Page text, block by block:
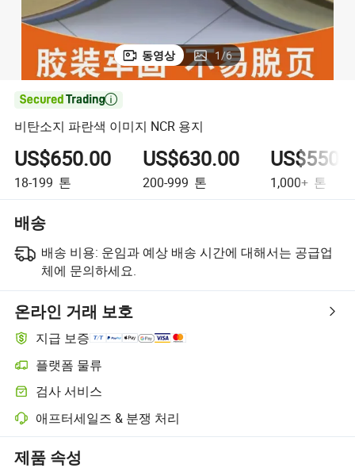
동영상 1/6

비탄소지 파란색 이미지 NCR 용지
US$650.00
18-199 톤
US$630.00
200-999 톤 1,000+ 톤
배송
배송 비용: 운임과 예상 배송 시간에 대해서는 공급업
체에 문의하세요.
온라인 거래 보호
지급 보증
플랫폼 물류
플랫폼 지원 물류를 통한 더 명확한 배송 추적
검사 서비스
선택적 선적 전 검사로 품질 및 수량 확인
애프터세일즈 & 분쟁 처리
플랫폼 지원 분쟁 해결, 해당되는 경우 환불 또는 반품 포함.
제품 속성